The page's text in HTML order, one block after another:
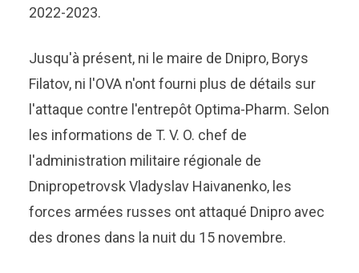
2022-2023.
Jusqu'à présent, ni le maire de Dnipro, Borys
Filatov, ni l'OVA n'ont fourni plus de détails sur
l'attaque contre l'entrepôt Optima-Pharm. Selon
les informations de T. V. O. chef de
l'administration militaire régionale de
Dnipropetrovsk Vladyslav Haivanenko, les
forces armées russes ont attaqué Dnipro avec
des drones dans la nuit du 15 novembre.